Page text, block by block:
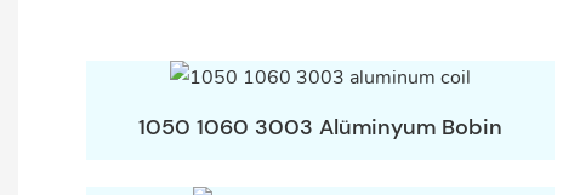
1050 1060 3003 Alüminyum Bobin